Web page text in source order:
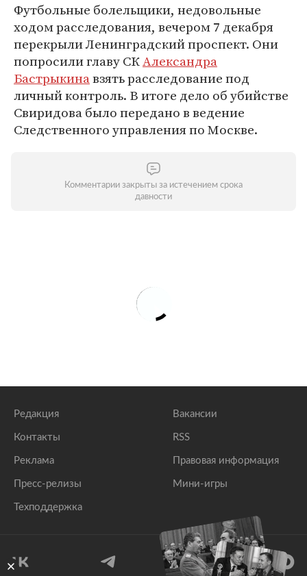
Футбольные болельщики, недовольные
ходом расследования, вечером 7 декабря
перекрыли Ленинградский проспект. Они
попросили главу СКАлександра
Бастрыкинавзять расследование под
личный контроль. В итоге дело об убийстве
Свиридова было передано в ведение
Следственного управления по Москве.
Комментарии закрыты за истечением срока
давности
Редакция
Контакты
Реклама
Пресс-релизы
Техподдержка
Вакансии
RSS
Правовая информация
Мини-игры